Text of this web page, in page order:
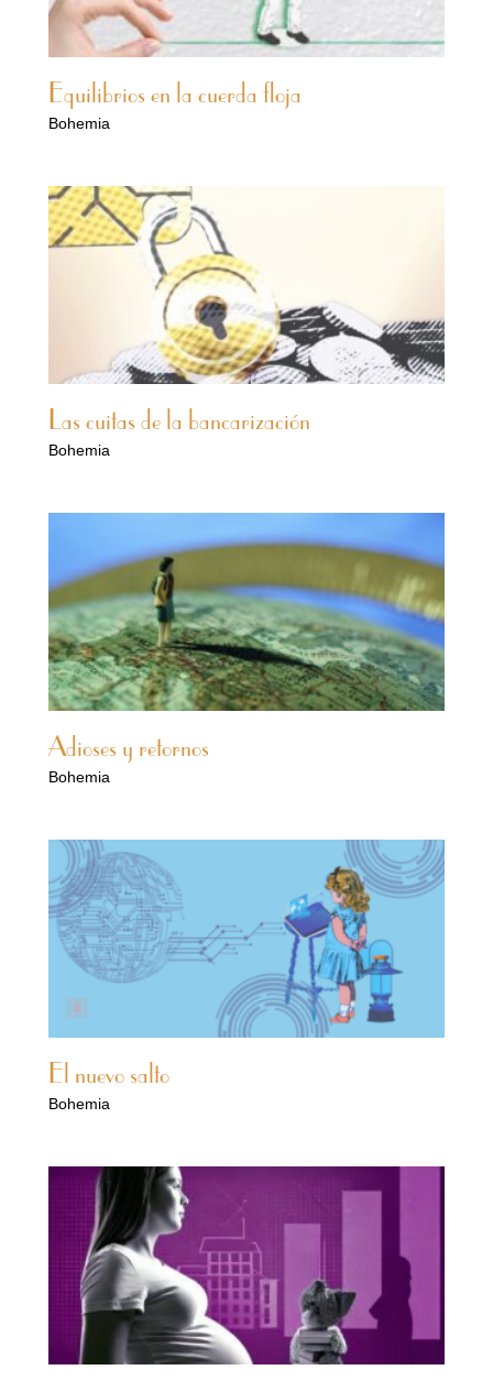
Equilibrios en la cuerda floja
Bohemia
Las cuitas de la bancarización
Bohemia
Adioses y retornos
Bohemia
El nuevo salto
Bohemia